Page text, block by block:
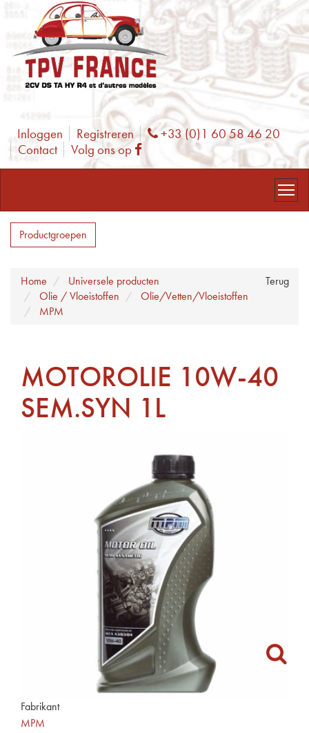
Inloggen Registreren Phone
+33 (0)1 60 58 46 20
Contact
Volg ons op Facebook
Productgroepen
Terug
Home
Universele producten
Olie / Vloeistoffen
Olie/Vetten/Vloeistoffen
MPM
MOTOROLIE 10W-40
SEM.SYN 1L
Fabrikant
MPM